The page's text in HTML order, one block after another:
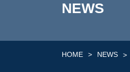
NEWS
HOME NEWS